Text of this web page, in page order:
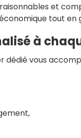
et
tout
à
dédié vous